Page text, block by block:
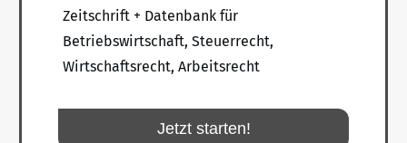
Zeitschrift + Datenbank für
Betriebswirtschaft, Steuerrecht,
Wirtschaftsrecht, Arbeitsrecht
Jetzt starten!